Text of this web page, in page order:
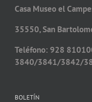
Casa Museo el
35550, San
Teléfono: 928
3840/3841/3842/
BOLETÍN